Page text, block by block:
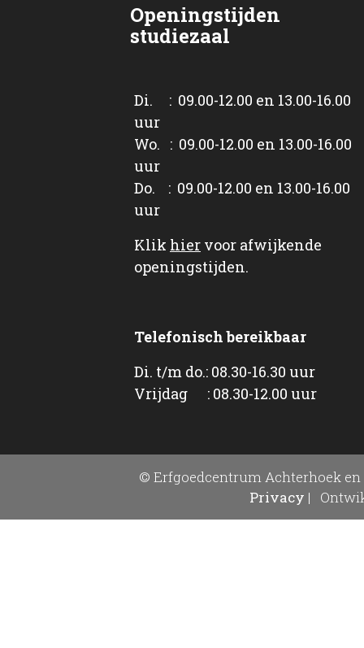
Openingstijden
studiezaal
Di. : 09.00-12.00 en 13.00-16.00
uur
Wo. : 09.00-12.00 en 13.00-16.00
uur
Do. : 09.00-12.00 en 13.00-16.00
uur
Klik hier voor afwijkende
openingstijden.
Telefonisch bereikbaar
Di. t/m do.: 08.30-16.30 uur
Vrijdag : 08.30-12.00 uur
© Erfgoedcentrum Achterhoek en
Privacy |